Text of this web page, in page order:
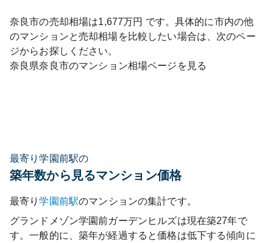
奈良市の売却相場は1,677万円 です。具体的に市内の他
のマンションと売却相場を比較したい場合は、次のペー
ジからお探しください。
奈良県奈良市のマンション相場ページを見る
最寄り学園前駅の
築年数から見るマンション価格
最寄り学園前駅のマンションの集計です。
グランドメゾン学園前ガーデンヒルズは現在築27年で
す。一般的に、築年が経過すると価格は低下する傾向に